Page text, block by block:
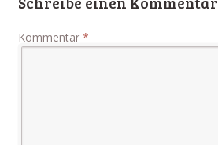
Kommentar *